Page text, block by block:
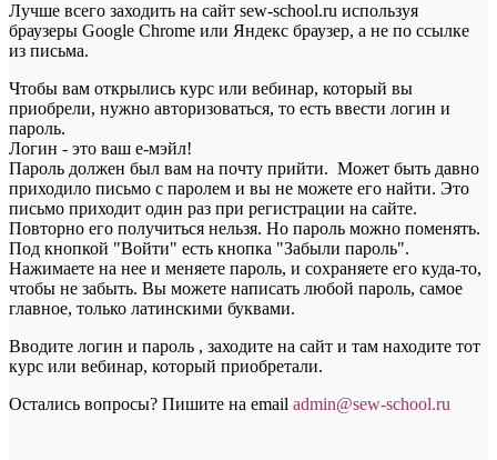
Лучше всего заходить на сайт sew-school.ru используя
браузеры Google Chrome или Яндекс браузер, а не по ссылке
из письма.
Чтобы вам открылись курс или вебинар, который вы
приобрели, нужно авторизоваться, то есть ввести логин и
пароль.
Логин - это ваш е-мэйл!
Пароль должен был вам на почту прийти. Может быть давно
приходило письмо с паролем и вы не можете его найти. Это
письмо приходит один раз при регистрации на сайте.
Повторно его получиться нельзя. Но пароль можно поменять.
Под кнопкой "Войти" есть кнопка "Забыли пароль".
Нажимаете на нее и меняете пароль, и сохраняете его куда-то,
чтобы не забыть. Вы можете написать любой пароль, самое
главное, только латинскими буквами.
Вводите логин и пароль , заходите на сайт и там находите тот
курс или вебинар, который приобретали.
Остались вопросы? Пишите на email admin@sew-school.ru